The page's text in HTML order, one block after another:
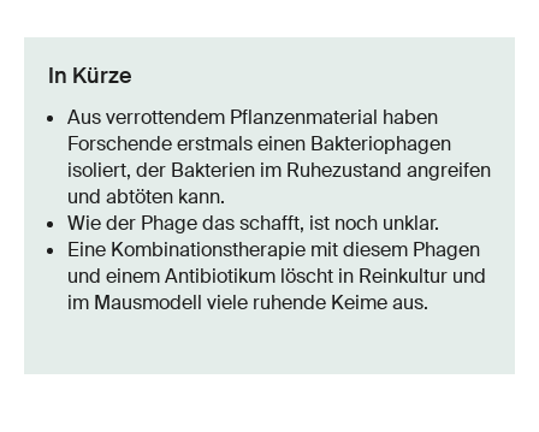
In Kürze
Aus verrottendem Pflanzenmaterial haben
Forschende erstmals einen Bakteriophagen
isoliert, der Bakterien im Ruhezustand angreifen
und abtöten kann.
Wie der Phage das schafft, ist noch unklar.
Eine Kombinationstherapie mit diesem Phagen
und einem Antibiotikum löscht in Reinkultur und
im Mausmodell viele ruhende Keime aus.